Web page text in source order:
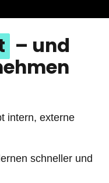
– und
intern, externe
schneller und